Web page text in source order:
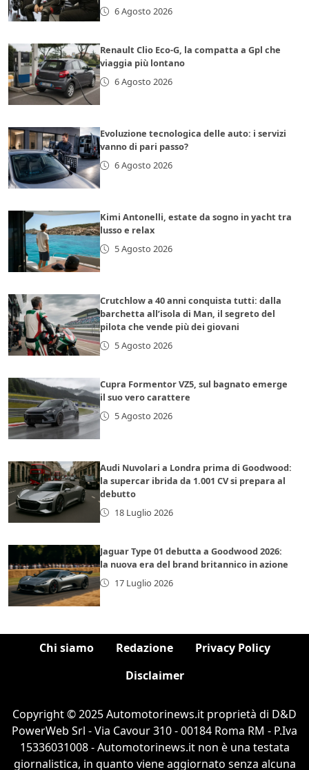
6 Agosto 2026
Renault Clio Eco-G, la compatta a Gpl che
viaggia più lontano
6 Agosto 2026
Evoluzione tecnologica delle auto: i servizi
vanno di pari passo?
6 Agosto 2026
Kimi Antonelli, estate da sogno in yacht tra
lusso e relax
5 Agosto 2026
Crutchlow a 40 anni conquista tutti: dalla
barchetta all’isola di Man, il segreto del
pilota che vende più dei giovani
5 Agosto 2026
Cupra Formentor VZ5, sul bagnato emerge
il suo vero carattere
5 Agosto 2026
Audi Nuvolari a Londra prima di Goodwood:
la supercar ibrida da 1.001 CV si prepara al
debutto
18 Luglio 2026
Jaguar Type 01 debutta a Goodwood 2026:
la nuova era del brand britannico in azione
17 Luglio 2026
Chi siamo Redazione
Privacy Policy
Disclaimer
Copyright © 2025 Automotorinews.it proprietà di D&D
PowerWeb Srl - Via Cavour 310 - 00184 Roma RM - P.Iva
15336031008 - Automotorinews.it non è una testata
giornalistica, in quanto viene aggiornato senza alcuna